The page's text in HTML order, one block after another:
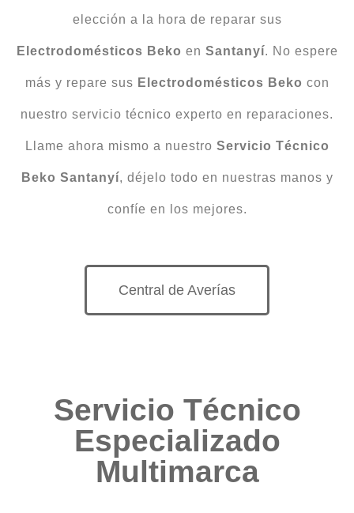
elección a la hora de reparar sus
Electrodomésticos Beko en Santanyí. No espere
más y repare sus Electrodomésticos Beko con
nuestro servicio técnico experto en reparaciones.
Llame ahora mismo a nuestro Servicio Técnico
Beko Santanyí, déjelo todo en nuestras manos y
confíe en los mejores.
Central de Averías
Servicio Técnico
Especializado
Multimarca